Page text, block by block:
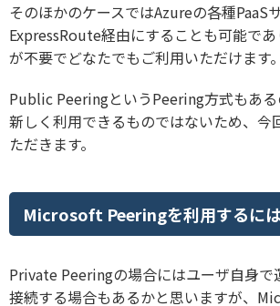
そのほかのケースではAzureの各種PaaS
ExpressRoute経由にすることも可能で
が不要でどなたでもご利用いただけます。
Public PeeringというPeering方式もあ
新しく利用できるものではないため、今
ただきます。
Microsoft Peeringを利用するに
Private Peeringの場合にはユーザ自身で
接続する場合もあるかと思いますが、